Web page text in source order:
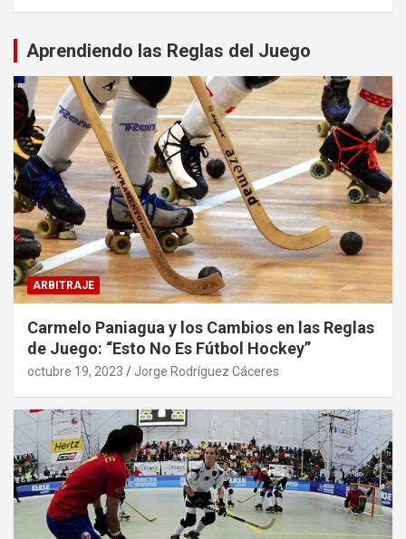
Aprendiendo las Reglas del Juego
ARBITRAJE
Carmelo Paniagua y los Cambios en las Reglas
de Juego: “Esto No Es Fútbol Hockey”
octubre 19, 2023 Jorge Rodríguez Cáceres